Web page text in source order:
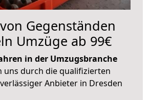
Gegenständen
Umzüge ab 99€
in der Umzugsbranche
uns durch die qualifizierten
Anbieter in Dresden